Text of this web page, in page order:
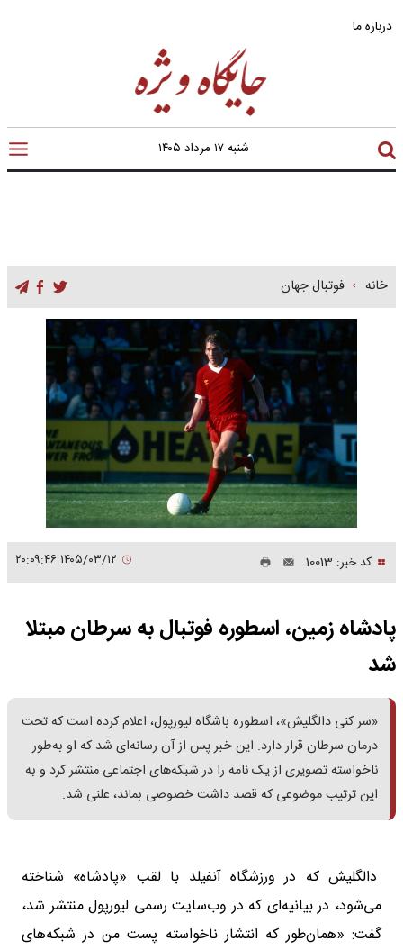
درباره ما
شنبه ۱۷ مرداد ۱۴۰۵
خانه فوتبال جهان
کد خبر: 10013
پادشاه زمین، اسطوره فوتبال به سرطان مبتلا
شد
«سر کنی دالگلیش»، اسطوره باشگاه لیورپول، اعلام کرده است که تحت
درمان سرطان قرار دارد. این خبر پس از آن رسانه‌ای شد که او به‌طور
ناخواسته تصویری از یک نامه را در شبکه‌های اجتماعی منتشر کرد و به
این ترتیب موضوعی که قصد داشت خصوصی بماند، علنی شد.
دالگلیش که در ورزشگاه آنفیلد با لقب «پادشاه» شناخته
می‌شود، در بیانیه‌ای که در وب‌سایت رسمی لیورپول منتشر شد،
گفت: «همان‌طور که انتشار ناخواسته پست من در شبکه‌های